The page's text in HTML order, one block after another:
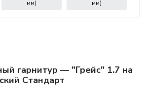
мм)
мм)
гарнитур — "Грейс" 1.7 на
Стандарт